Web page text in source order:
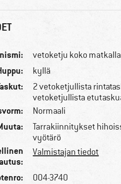
vetoketju koko
kyllä
2 vetoketjullista
vetoketjullista
Normaali
Tarrakiinnitykset
vyötärö
Valmistajan tiedot
004-3740